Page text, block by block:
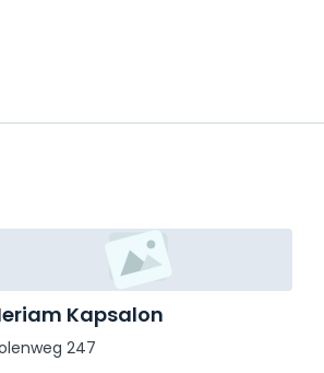
Kapsalon
247